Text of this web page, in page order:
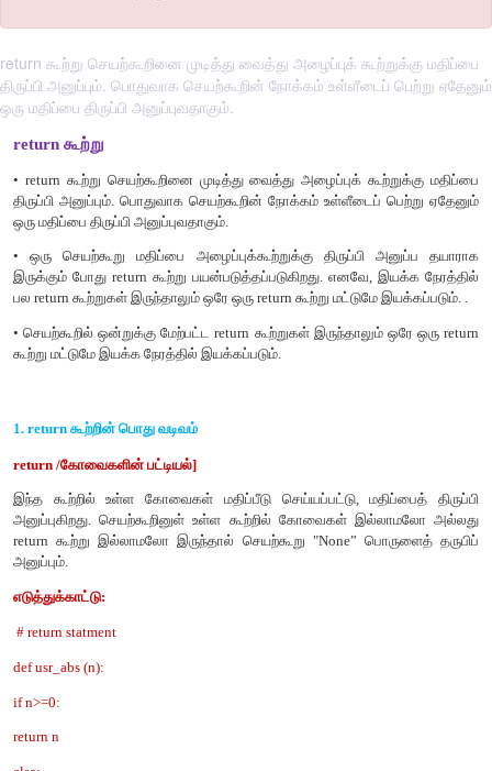
return கூற்று செயற்கூறினை முடித்து வைத்து அழைப்புக் கூற்றுக்கு மதிப்பை
திருப்பி அனுப்பும். பொதுவாக செயற்கூறின் நோக்கம் உள்ளீடைப் பெற்று ஏதேனும்
ஒரு மதிப்பை திருப்பி அனுப்புவதாகும்.
return கூற்று
• return கூற்று செயற்கூறினை முடித்து வைத்து அழைப்புக்
திருப்பி அனுப்பும். பொதுவாக செயற்கூறின் நோக்கம் உள்ளீடைப்
• ஒரு செயற்கூறு மதிப்பை அழைப்புக்கூற்றுக்கு திருப்பி
பல return கூற்றுகள் இருந்தாலும் ஒரே ஒரு return கூற்று மட்டுமே
• செயற்கூறில் ஒன்றுக்கு மேற்பட்ட return கூற்றுகள் இருந்தாலும்
கூற்று மட்டுமே இயக்க நேரத்தில் இயக்கப்படும்.
1. return கூற்றின் பொது வடிவம்
இந்த கூற்றில் உள்ள கோவைகள் மதிப்பீடு செய்யப்பட்டு,